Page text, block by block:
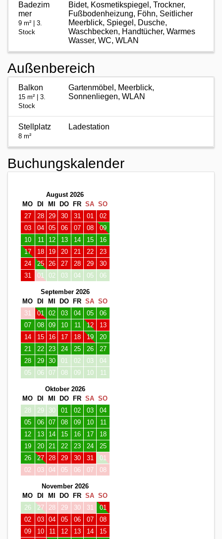
Badezim
mer
9 m² | 3.
Stock
Bidet, Kosmetikspiegel, Trockner,
Fußbodenheizung, Föhn, Seitlicher
Meerblick, Spiegel, Dusche,
Waschbecken, Handtücher, Warmes
Wasser, WC, WLAN
Außenbereich
Balkon
15 m² | 3.
Stock
Gartenmöbel, Meerblick,
Sonnenliegen, WLAN
Stellplatz
8 m²
Ladestation
Buchungskalender
August 2026
MO
DI MI DO FR SA SO
27
28 29 30 31 01
02
03
04 05 06 07 08
09
10
11 12 13 14 15
16
17
18 19 20 21 22
23
24
25 26 27 28 29
30
31
01 02 03 04 05 06
September 2026
MO
DI MI DO FR SA SO
31
01 02 03 04 05
06
07
08 09 10 11 12
13
14
15 16 17 18 19
20
21
22 23 24 25 26
27
28
29 30 01 02 03
04
05
06 07 08 09 10 11
Oktober 2026
MO
DI MI DO FR SA SO
28
29 30 01 02 03
04
05
06 07 08 09 10
11
12
13 14 15 16 17
18
19
20 21 22 23 24
25
26
27 28 29 30 31
01
02
03 04 05 06 07 08
November 2026
MO
DI MI DO FR SA SO
26
27 28 29 30 31
01
02
03 04 05 06 07
08
09
10 11 12 13 14
15